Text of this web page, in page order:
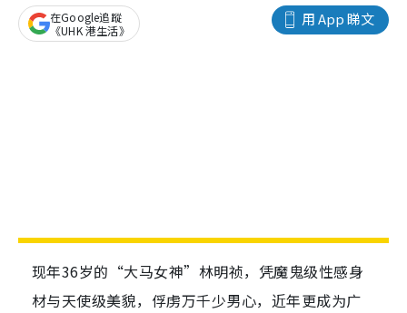
用 App 睇文
在Google追蹤
《UHK 港生活》
现年36岁的“大马女神”林明祯，凭魔鬼级性感身
材与天使级美貌，俘虏万千少男心，近年更成为广